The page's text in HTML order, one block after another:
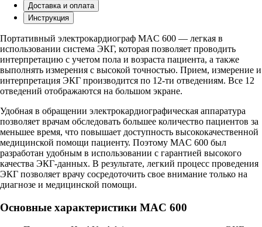
Доставка и оплата
Инструкция
Портативный электрокардиограф MAC 600 — легкая в
использовании система ЭКГ, которая позволяет проводить
интерпретацию с учетом пола и возраста пациента, а также
выполнять измерения с высокой точностью. Прием, измерение и
интерпретация ЭКГ производится по 12-ти отведениям. Все 12
отведений отображаются на большом экране.
Удобная в обращении электрокардиографическая аппаратура
позволяет врачам обследовать большее количество пациентов за
меньшее время, что повышает доступность высококачественной
медицинской помощи пациенту. Поэтому MAC 600 был
разработан удобным в использовании с гарантией высокого
качества ЭКГ-данных. В результате, легкий процесс проведения
ЭКГ позволяет врачу сосредоточить свое внимание только на
диагнозе и медицинской помощи.
Основные характеристики MAC 600